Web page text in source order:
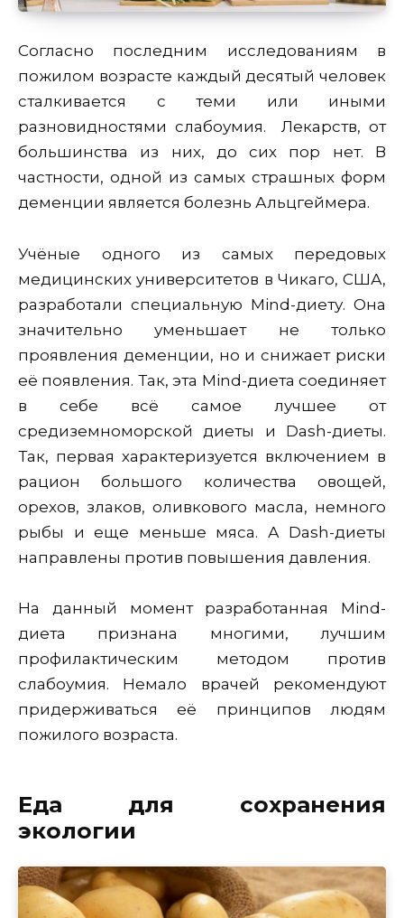
Согласно последним исследованиям в
пожилом возрасте каждый десятый человек
сталкивается с теми или иными
разновидностями слабоумия. Лекарств, от
большинства из них, до сих пор нет. В
частности, одной из самых страшных форм
деменции является болезнь Альцгеймера.
Учёные одного из самых передовых
медицинских университетов в Чикаго, США,
разработали специальную Mind-диету. Она
значительно уменьшает не только
проявления деменции, но и снижает риски
её появления. Так, эта Mind-диета соединяет
в себе всё самое лучшее от
средиземноморской диеты и Dash-диеты.
Так, первая характеризуется включением в
рацион большого количества овощей,
орехов, злаков, оливкового масла, немного
рыбы и еще меньше мяса. А Dash-диеты
направлены против повышения давления.
На данный момент разработанная Mind-
диета признана многими, лучшим
профилактическим методом против
слабоумия. Немало врачей рекомендуют
придерживаться её принципов людям
пожилого возраста.
Еда для сохранения
экологии